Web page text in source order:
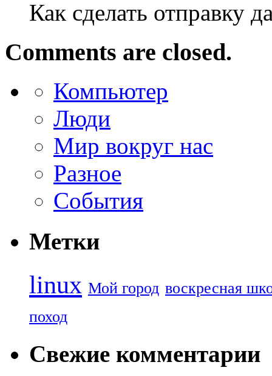
Как сделать отправку
Comments are closed.
Компьютер
Люди
Мир вокруг нас
Разное
События
Метки
linux Мой город воскресная
поход
Свежие комментарии